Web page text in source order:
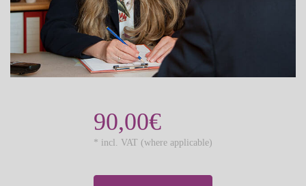
90,00€
* incl. VAT (where applicable)